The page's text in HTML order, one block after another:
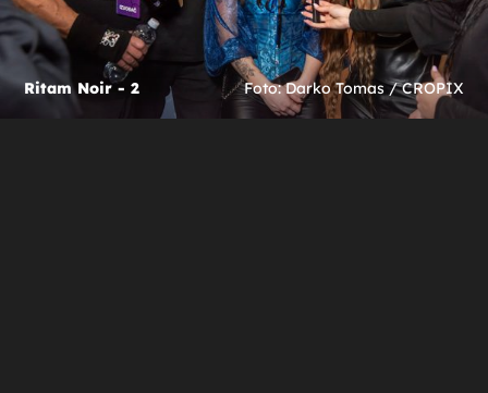
Ritam Noir - 2 Foto: Darko Tomas / CROPIX